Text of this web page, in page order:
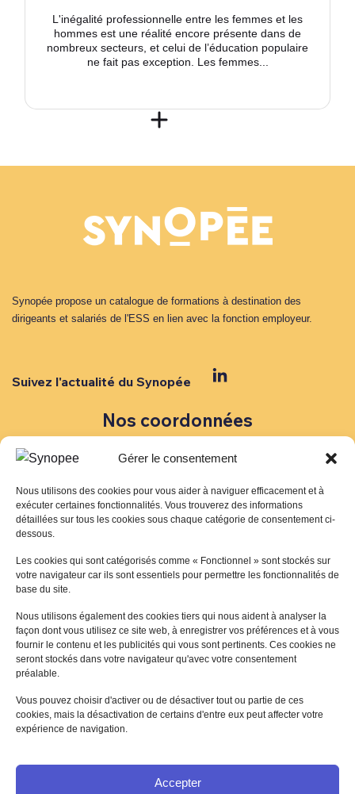
Gérer le consentement
Nous utilisons des cookies pour vous aider à naviguer efficacement et à
exécuter certaines fonctionnalités. Vous trouverez des informations
détaillées sur tous les cookies sous chaque catégorie de consentement ci-
dessous.
Les cookies qui sont catégorisés comme « Fonctionnel » sont stockés sur
votre navigateur car ils sont essentiels pour permettre les fonctionnalités de
base du site.
Nous utilisons également des cookies tiers qui nous aident à analyser la
façon dont vous utilisez ce site web, à enregistrer vos préférences et à vous
fournir le contenu et les publicités qui vous sont pertinents. Ces cookies ne
seront stockés dans votre navigateur qu'avec votre consentement
préalable.
Vous pouvez choisir d'activer ou de désactiver tout ou partie de ces
cookies, mais la désactivation de certains d'entre eux peut affecter votre
expérience de navigation.
Accepter
L'inégalité professionnelle entre les femmes et les
hommes est une réalité encore présente dans de
nombreux secteurs, et celui de l’éducation populaire
ne fait pas exception. Les femmes...
Synopée propose un catalogue de formations à destination des
dirigeants et salariés de l'ESS en lien avec la fonction employeur.
Suivez l'actualité du Synopée
Nos coordonnées
88 Rue Marcel Bourdarias
01 41 79 59 66
contact@synopee.org